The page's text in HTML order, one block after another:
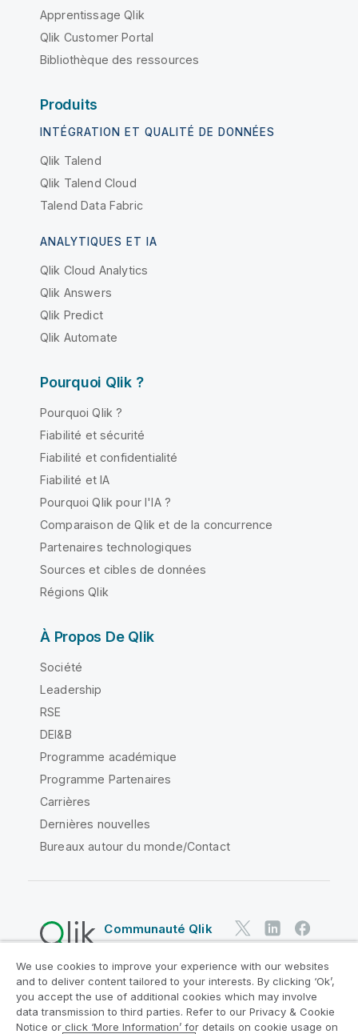
Apprentissage Qlik
Qlik Customer Portal
Bibliothèque des ressources
Produits
INTÉGRATION ET QUALITÉ DE DONNÉES
Qlik Talend
Qlik Talend Cloud
Talend Data Fabric
ANALYTIQUES ET IA
Qlik Cloud Analytics
Qlik Answers
Qlik Predict
Qlik Automate
Pourquoi Qlik ?
Pourquoi Qlik ?
Fiabilité et sécurité
Fiabilité et confidentialité
Fiabilité et IA
Pourquoi Qlik pour l'IA ?
Comparaison de Qlik et de la concurrence
Partenaires technologiques
Sources et cibles de données
Régions Qlik
À Propos De Qlik
Société
Leadership
RSE
DEI&B
Programme académique
Programme Partenaires
Carrières
Dernières nouvelles
Bureaux autour du monde/Contact
Communauté Qlik
Contrats juridiques
Conditions d'utilisation des produits
Legal Policies
Conditions légales
We use cookies to improve your experience with our websites
and to deliver content tailored to your interests. By clicking ‘Ok’,
you accept the use of additional cookies which may involve
data transmission to third parties. Refer to our Privacy & Cookie
Notice or click ‘More Information’ for details on cookie usage on